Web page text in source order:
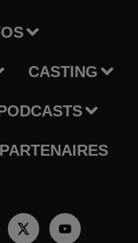
CASTING